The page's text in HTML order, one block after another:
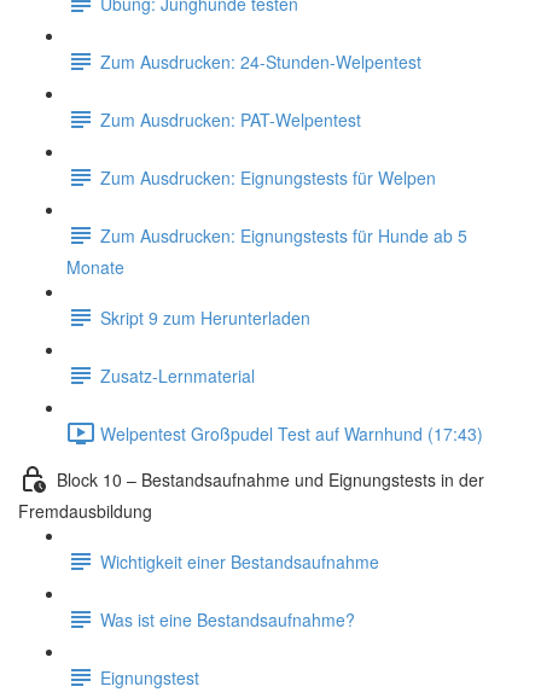
Zum Ausdrucken: 24-Stunden-Welpentest
Zum Ausdrucken: PAT-Welpentest
Zum Ausdrucken: Eignungstests für Welpen
Zum Ausdrucken: Eignungstests für Hunde ab 5
Monate
Skript 9 zum Herunterladen
Zusatz-Lernmaterial
Welpentest Großpudel Test auf Warnhund (17:43)
Block 10 – Bestandsaufnahme und Eignungstests in der
Fremdausbildung
Wichtigkeit einer Bestandsaufnahme
Was ist eine Bestandsaufnahme?
Eignungstest